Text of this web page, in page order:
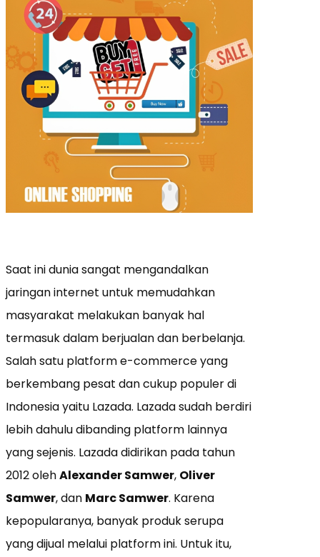
Saat ini dunia sangat mengandalkan
jaringan internet untuk memudahkan
masyarakat melakukan banyak hal
termasuk dalam berjualan dan berbelanja.
Salah satu platform e-commerce yang
berkembang pesat dan cukup populer di
Indonesia yaitu Lazada. Lazada sudah berdiri
lebih dahulu dibanding platform lainnya
yang sejenis. Lazada didirikan pada tahun
2012 olehAlexander Samwer, Oliver
Samwer, dan Marc Samwer. Karena
kepopularanya, banyak produk serupa
yang dijual melalui platform ini. Untuk itu,